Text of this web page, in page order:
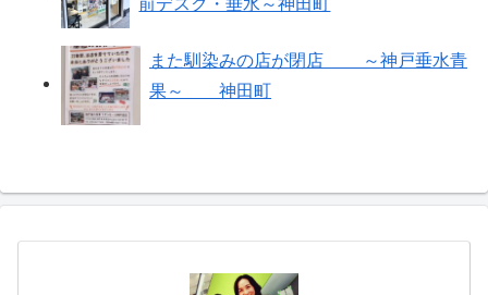
前デスク・垂水～神田町
また馴染みの店が閉店 ～神戸垂水青
果～ 神田町